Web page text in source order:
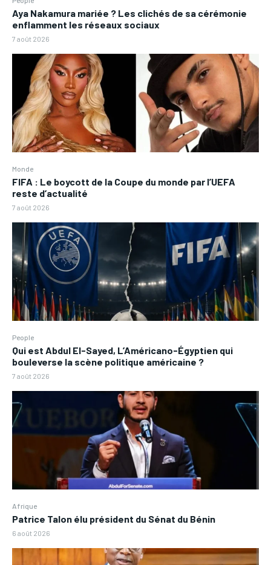
Aya Nakamura mariée ? Les clichés de sa cérémonie
enflamment les réseaux sociaux
7 août 2026
Monde
FIFA : Le boycott de la Coupe du monde par l’UEFA
reste d’actualité
7 août 2026
People
Qui est Abdul El-Sayed, L’Américano-Égyptien qui
bouleverse la scène politique américaine ?
7 août 2026
Afrique
Patrice Talon élu président du Sénat du Bénin
6 août 2026